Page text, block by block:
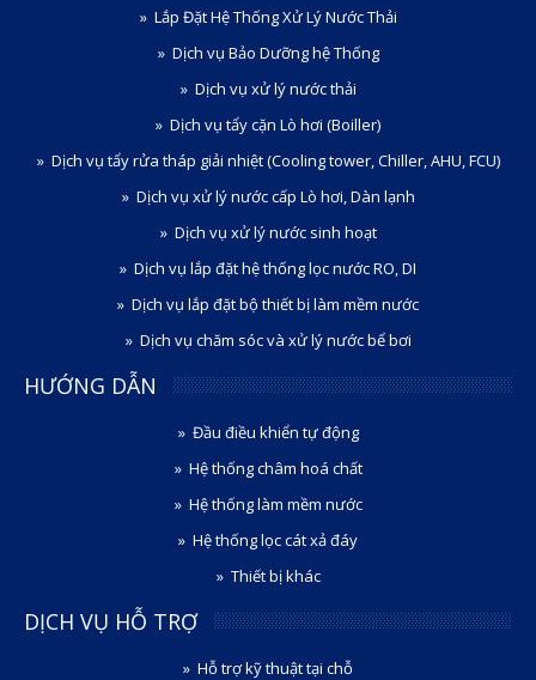
Lắp Đặt Hệ Thống Xử Lý Nước Thải
Dịch vụ Bảo Dưỡng hệ Thống
Dịch vụ xử lý nước thải
Dịch vụ tẩy cặn Lò hơi (Boiller)
Dịch vụ tẩy rửa tháp giải nhiệt (Cooling tower, Chiller, AHU, FCU)
Dịch vụ xử lý nước cấp Lò hơi, Dàn lạnh
Dịch vụ xử lý nước sinh hoạt
Dịch vụ lắp đặt hệ thống lọc nước RO, DI
Dịch vụ lắp đặt bộ thiết bị làm mềm nước
Dịch vụ chăm sóc và xử lý nước bể bơi
HƯỚNG DẪN
Đầu điều khiển tự động
Hệ thống châm hoá chất
Hệ thống làm mềm nước
Hệ thống lọc cát xả đáy
Thiết bị khác
DỊCH VỤ HỖ TRỢ
Hỗ trợ kỹ thuật tại chỗ